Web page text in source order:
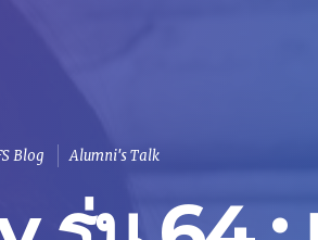
Blog Alumni's Talk